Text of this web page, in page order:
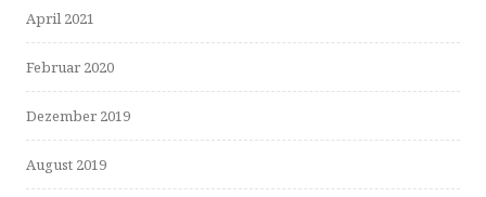
April 2021
Februar 2020
Dezember 2019
August 2019